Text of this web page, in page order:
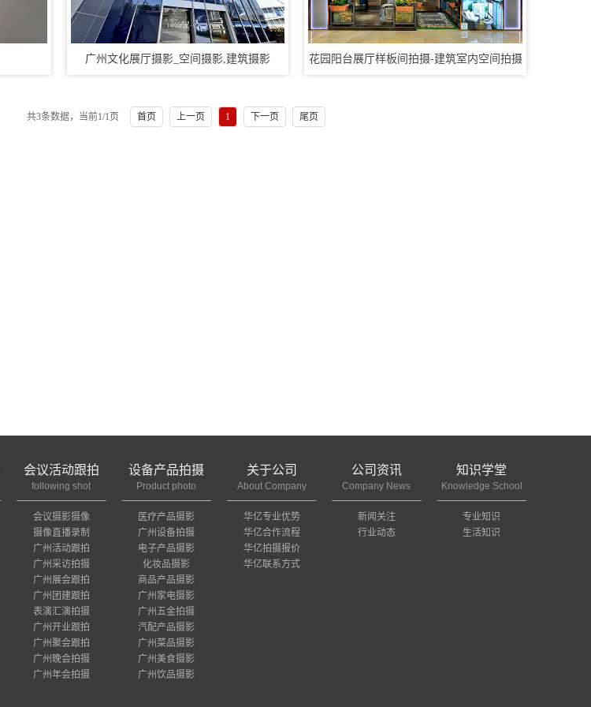
广州文化展厅摄影_空间摄影,建筑摄影 花园阳台展厅样板间拍摄-建筑室内空间拍摄
共3条数据，当前1/1页 首页 上一页 1 下一页 尾页
会议活动跟拍
following shot
会议摄影摄像
摄像直播录制
广州活动跟拍
广州采访拍摄
广州展会跟拍
广州团建跟拍
表演汇演拍摄
广州开业跟拍
广州聚会跟拍
广州晚会拍摄
广州年会拍摄
设备产品拍摄
Product photo
医疗产品摄影
广州设备拍摄
电子产品摄影
化妆品摄影
商品产品摄影
广州家电摄影
广州五金拍摄
汽配产品摄影
广州菜品摄影
广州美食摄影
广州饮品摄影
关于公司
About Company
华亿专业优势
华亿合作流程
华亿拍摄报价
华亿联系方式
公司资讯
Company News
新闻关注
行业动态
知识学堂
Knowledge School
专业知识
生活知识
3、展会移动视频直播
4、VR全景酒店摄影
6、公司工厂形象拍摄